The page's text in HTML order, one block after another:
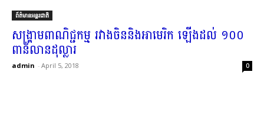
ព័ត៌មានអន្តរជាតិ
សង្គ្រាម​ពាណិជ្ជកម្ម រវាង​ចិន​និង​អាមេរិក ឡើងដល់ ១០០​
ពាន់​លាន​ដុល្លារ​
admin - April 5, 2018 0